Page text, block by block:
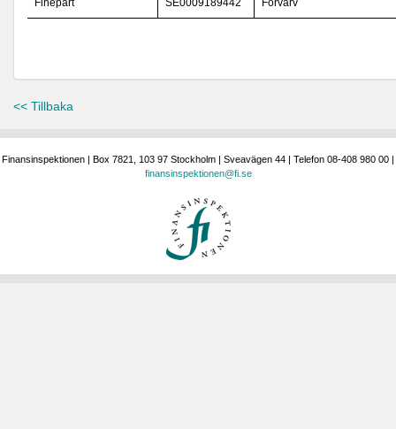
Finepart SE0009189442 Förvärv
<< Tillbaka
Finansinspektionen | Box 7821, 103 97 Stockholm | Sveavägen 44 | Telefon 08-408 980 00 |
finansinspektionen@fi.se